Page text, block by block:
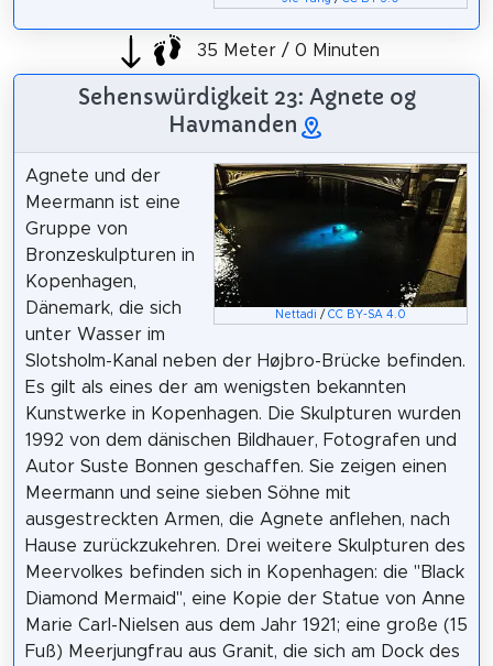
35 Meter / 0 Minuten
Sehenswürdigkeit 23: Agnete og
Havmanden
Nettadi /CC BY-SA 4.0
Agnete und der
Meermann ist eine
Gruppe von
Bronzeskulpturen in
Kopenhagen,
Dänemark, die sich
unter Wasser im
Slotsholm-Kanal neben der Højbro-Brücke befinden.
Es gilt als eines der am wenigsten bekannten
Kunstwerke in Kopenhagen. Die Skulpturen wurden
1992 von dem dänischen Bildhauer, Fotografen und
Autor Suste Bonnen geschaffen. Sie zeigen einen
Meermann und seine sieben Söhne mit
ausgestreckten Armen, die Agnete anflehen, nach
Hause zurückzukehren. Drei weitere Skulpturen des
Meervolkes befinden sich in Kopenhagen: die "Black
Diamond Mermaid", eine Kopie der Statue von Anne
Marie Carl-Nielsen aus dem Jahr 1921; eine große (15
Fuß) Meerjungfrau aus Granit, die sich am Dock des